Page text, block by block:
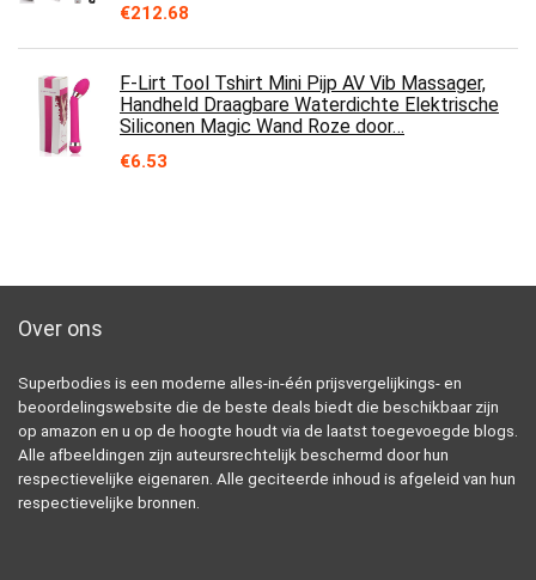
€212.68
F-Lirt Tool Tshirt Mini Pijp AV Vib Massager,
Handheld Draagbare Waterdichte Elektrische
Siliconen Magic Wand Roze door…
€6.53
Over ons
Superbodies is een moderne alles-in-één prijsvergelijkings- en
beoordelingswebsite die de beste deals biedt die beschikbaar zijn
op amazon en u op de hoogte houdt via de laatst toegevoegde blogs.
Alle afbeeldingen zijn auteursrechtelijk beschermd door hun
respectievelijke eigenaren. Alle geciteerde inhoud is afgeleid van hun
respectievelijke bronnen.